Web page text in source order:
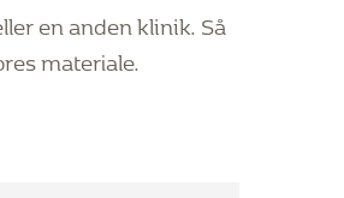
en anden klinik. Så
materiale.